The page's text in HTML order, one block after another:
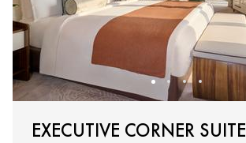
EXECUTIVE CORNER SUITE